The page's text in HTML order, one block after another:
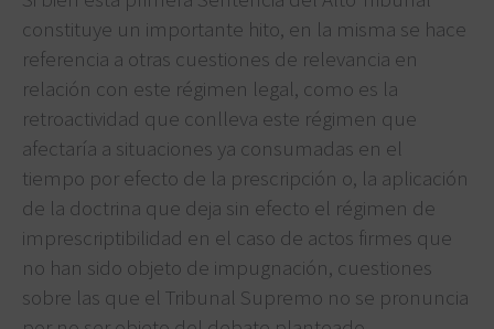
constituye un importante hito, en la misma se hace
referencia a otras cuestiones de relevancia en
relación con este régimen legal, como es la
retroactividad que conlleva este régimen que
afectaría a situaciones ya consumadas en el
tiempo por efecto de la prescripción o, la aplicación
de la doctrina que deja sin efecto el régimen de
imprescriptibilidad en el caso de actos firmes que
no han sido objeto de impugnación, cuestiones
sobre las que el Tribunal Supremo no se pronuncia